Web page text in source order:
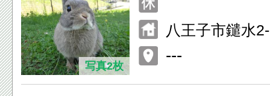
写真2枚
八王子市鑓水
---